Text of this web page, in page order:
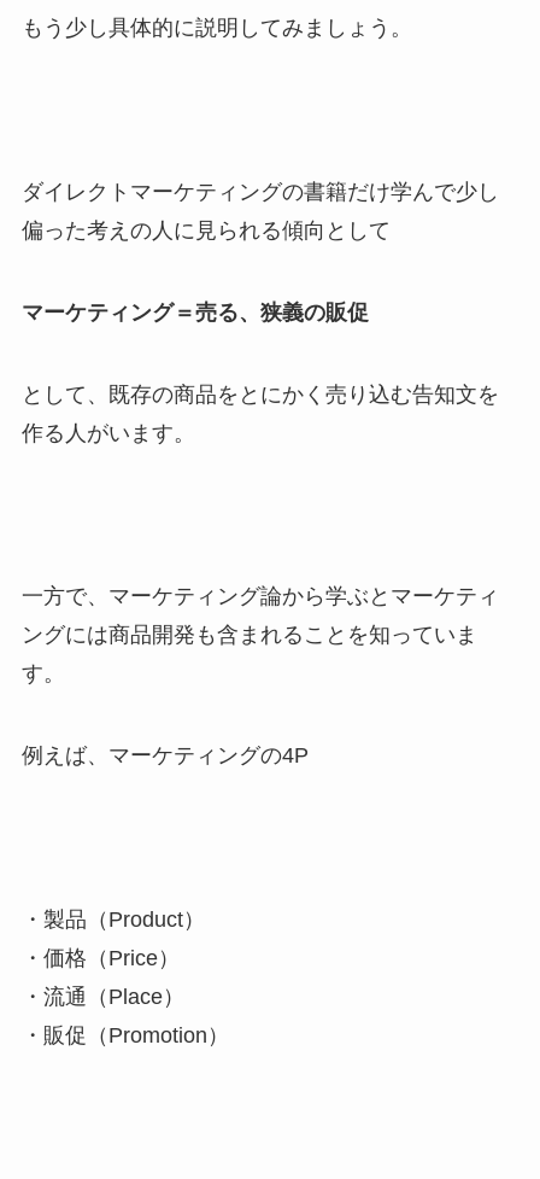
もう少し具体的に説明してみましょう。
ダイレクトマーケティングの書籍だけ学んで少し
偏った考えの人に見られる傾向として
マーケティング＝売る、狭義の販促
として、既存の商品をとにかく売り込む告知文を
作る人がいます。
一方で、マーケティング論から学ぶとマーケティ
ングには商品開発も含まれることを知っていま
す。
例えば、マーケティングの4P
・製品（Product）
・価格（Price）
・流通（Place）
・販促（Promotion）